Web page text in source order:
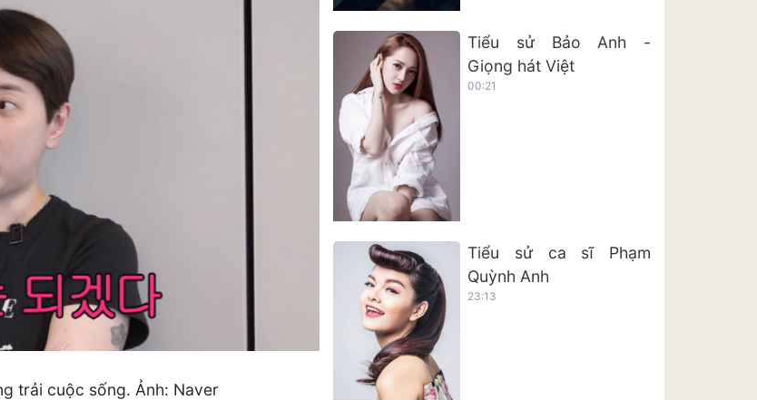
trải cuộc sống. Ảnh: Naver
Tiểu sử Bảo Anh -
Giọng hát Việt
00:21
Tiểu sử ca sĩ Phạm
Quỳnh Anh
23:13